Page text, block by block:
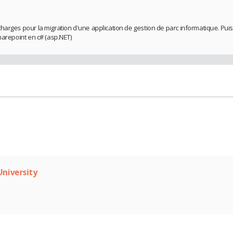
pour la migration d'une application de gestion de parc informatique. Puis
en c# (asp.NET)